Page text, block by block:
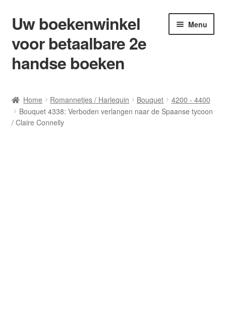
Ga
door
naar
navigatie
Ga
naar
de
inhoud
Uw boekenwinkel
voor betaalbare 2e
handse boeken
Menu
Afrekenen
Home Romannetjes / Harlequin Bouquet
4200 - 4400
Bouquet 4338: Verboden verlangen naar de Spaanse tycoon
/ Claire Connelly